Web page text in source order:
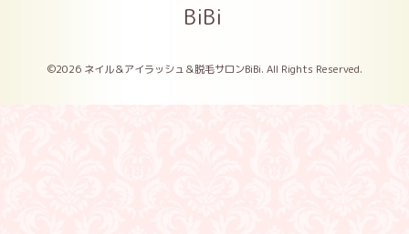
BiBi
©2026 ネイル＆アイラッシュ＆脱毛サロンBiBi. All Rights Reserved.